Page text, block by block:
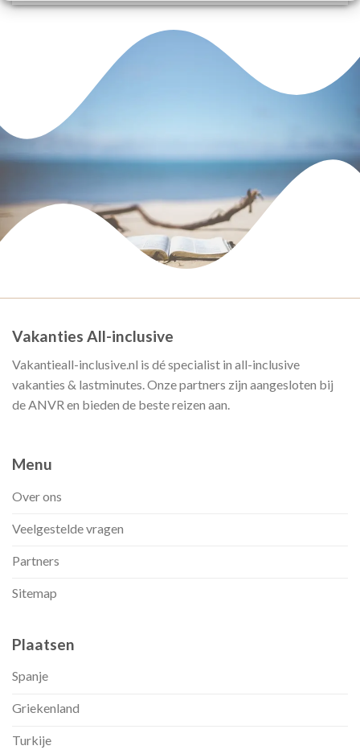
Vakanties All-inclusive
Vakantieall-inclusive.nl is dé specialist in all-inclusive
vakanties & lastminutes. Onze partners zijn aangesloten bij
de ANVR en bieden de beste reizen aan.
Menu
Over ons
Veelgestelde vragen
Partners
Sitemap
Plaatsen
Spanje
Griekenland
Turkije